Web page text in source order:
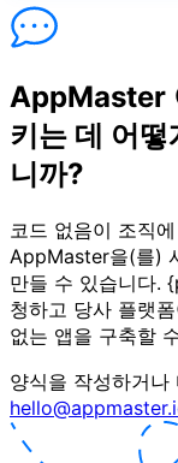
AppMaster
키는 데 어
니까?
코드 없음이 조직
AppMaster을(를)
만들 수 있습니다.
청하고 당사 플랫
없는 앱을 구축할
양식을 작성하거나